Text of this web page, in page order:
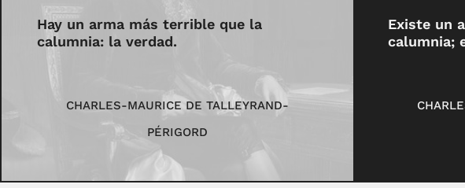
Hay un arma más terrible que la
calumnia: la verdad.
CHARLES-MAURICE DE TALLEYRAND-
PÉRIGORD
Existe un
calumnia;